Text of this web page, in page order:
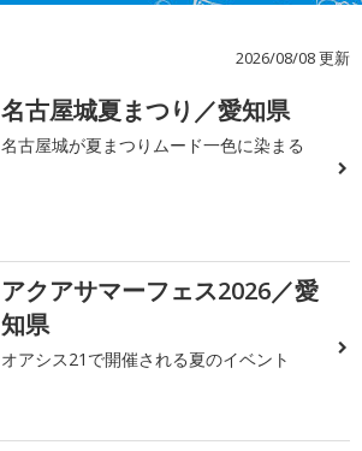
2026/08/08 更新
名古屋城夏まつり／愛知県
名古屋城が夏まつりムード一色に染まる
アクアサマーフェス2026／愛
知県
オアシス21で開催される夏のイベント